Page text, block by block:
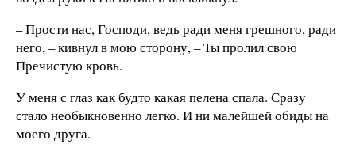
– Прости нас, Господи, ведь ради меня грешного, ради
него, – кивнул в мою сторону, – Ты пролил свою
Пречистую кровь.
У меня с глаз как будто какая пелена спала. Сразу
стало необыкновенно легко. И ни малейшей обиды на
моего друга.